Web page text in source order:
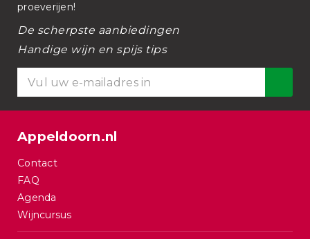
proeverijen!
De scherpste aanbiedingen
Handige wijn en spijs tips
Appeldoorn.nl
Contact
FAQ
Agenda
Wijncursus